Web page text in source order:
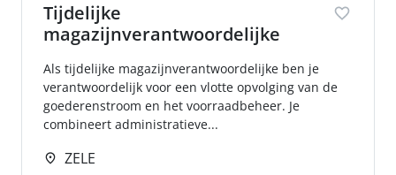
Tijdelijke
magazijnverantwoordelijke
Als tijdelijke magazijnverantwoordelijke ben je
verantwoordelijk voor een vlotte opvolging van de
goederenstroom en het voorraadbeheer. Je
combineert administratieve...
ZELE